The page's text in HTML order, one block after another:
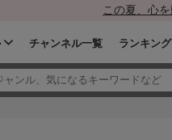
この夏、心
チャンネル一覧 ランキング